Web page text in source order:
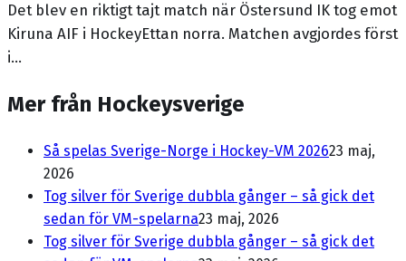
Det blev en riktigt tajt match när Östersund IK tog emot
Kiruna AIF i HockeyEttan norra. Matchen avgjordes först
i...
Mer från Hockeysverige
Så spelas Sverige-Norge i Hockey-VM 202623 maj,
2026
Tog silver för Sverige dubbla gånger – så gick det
sedan för VM-spelarna23 maj, 2026
Tog silver för Sverige dubbla gånger – så gick det